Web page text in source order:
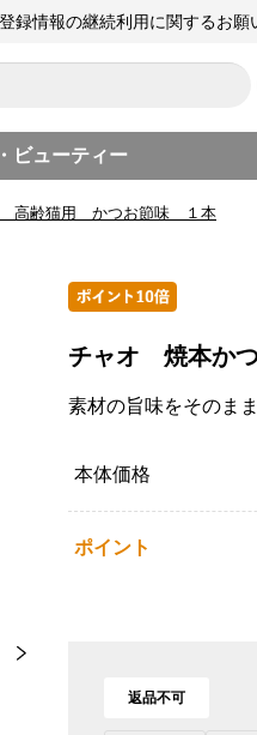
録情報の継続利用に関するお願
ビューティー
高齢猫用 かつお節味 １本
チャオ 焼本か
素材の旨味をそのま
本体価格
ポイント
返品不可